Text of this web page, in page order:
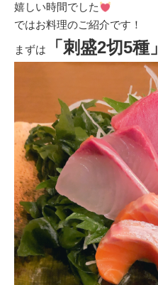
嬉しい時間でした
ではお料理のご紹介です！
まずは 「刺盛2切5種」